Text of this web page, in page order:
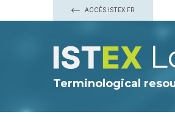
ACCÈS ISTEX.FR
Terminological
Florimont-Gaumier
Fonroque
Fouleix
Fraisse
Gabillou
Gageac-et-Rouillac
Gardonne
Génis